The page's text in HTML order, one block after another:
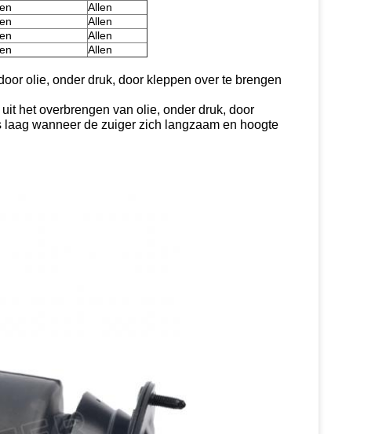
Allen
Allen
Allen
Allen
olie, onder druk, door kleppen over te brengen
het overbrengen van olie, onder druk, door
wanneer de zuiger zich langzaam en hoogte